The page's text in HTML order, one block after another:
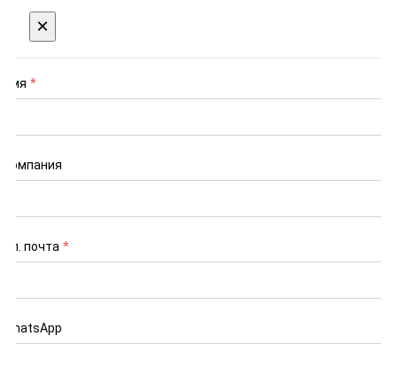
×
Имя *
Компания
Эл. почта *
WhatsApp